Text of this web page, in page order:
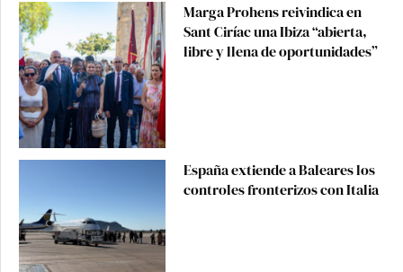
Marga Prohens reivindica en
Sant Ciríac una Ibiza “abierta,
libre y llena de oportunidades”
España extiende a Baleares los
controles fronterizos con Italia